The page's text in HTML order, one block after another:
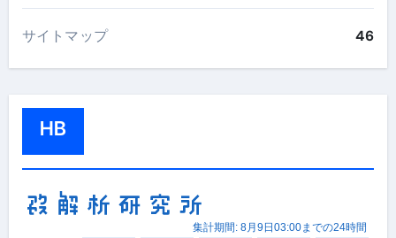
サイトマップ 46
HB